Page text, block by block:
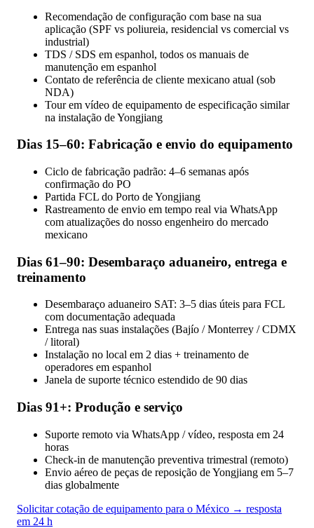
Recomendação de configuração com base na sua
aplicação (SPF vs poliureia, residencial vs comercial vs
industrial)
TDS / SDS em espanhol, todos os manuais de
manutenção em espanhol
Contato de referência de cliente mexicano atual (sob
NDA)
Tour em vídeo de equipamento de especificação similar
na instalação de Yongjiang
Dias 15–60: Fabricação e envio do equipamento
Ciclo de fabricação padrão: 4–6 semanas após
confirmação do PO
Partida FCL do Porto de Yongjiang
Rastreamento de envio em tempo real via WhatsApp
com atualizações do nosso engenheiro do mercado
mexicano
Dias 61–90: Desembaraço aduaneiro, entrega e
treinamento
Desembaraço aduaneiro SAT: 3–5 dias úteis para FCL
com documentação adequada
Entrega nas suas instalações (Bajío / Monterrey / CDMX
/ litoral)
Instalação no local em 2 dias + treinamento de
operadores em espanhol
Janela de suporte técnico estendido de 90 dias
Dias 91+: Produção e serviço
Suporte remoto via WhatsApp / vídeo, resposta em 24
horas
Check-in de manutenção preventiva trimestral (remoto)
Envio aéreo de peças de reposição de Yongjiang em 5–7
dias globalmente
Solicitar cotação de equipamento para o México → resposta
em 24 h